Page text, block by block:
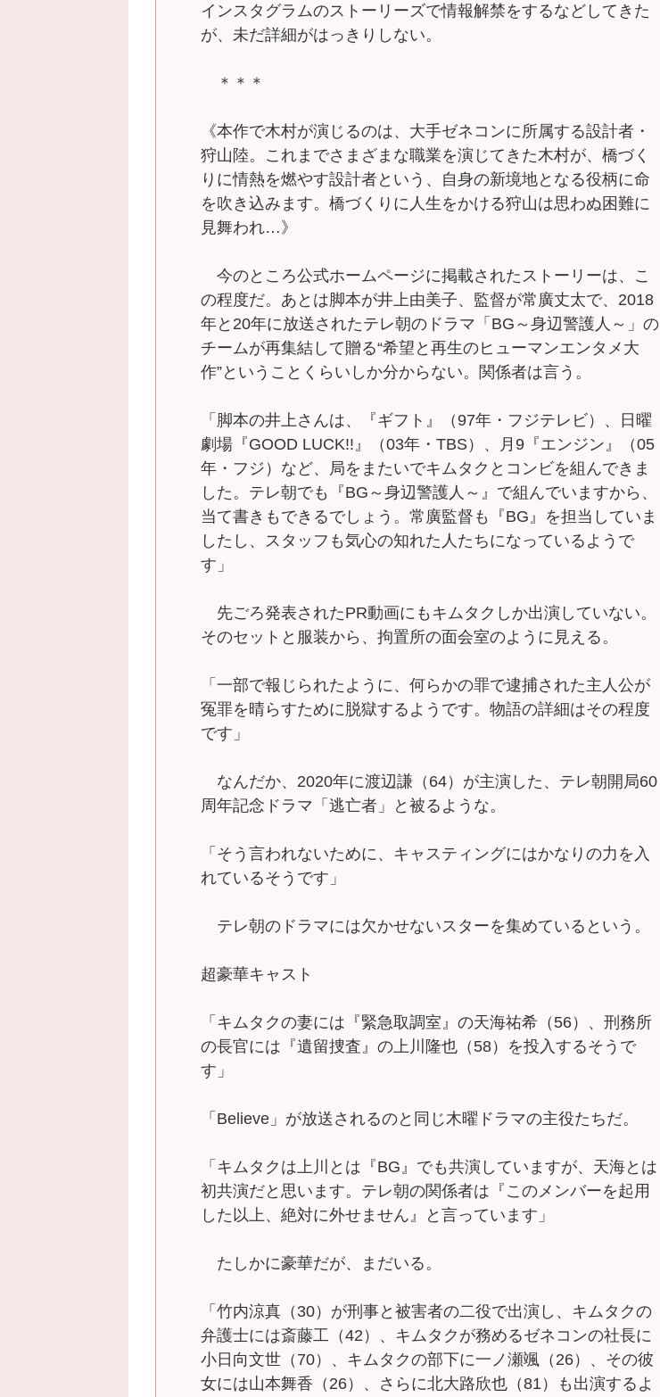
インスタグラムのストーリーズで情報解禁をするなどしてきた
が、未だ詳細がはっきりしない。
＊＊＊
《本作で木村が演じるのは、大手ゼネコンに所属する設計者・
狩山陸。これまでさまざまな職業を演じてきた木村が、橋づく
りに情熱を燃やす設計者という、自身の新境地となる役柄に命
を吹き込みます。橋づくりに人生をかける狩山は思わぬ困難に
見舞われ…》
今のところ公式ホームページに掲載されたストーリーは、こ
の程度だ。あとは脚本が井上由美子、監督が常廣丈太で、2018
年と20年に放送されたテレ朝のドラマ「BG～身辺警護人～」の
チームが再集結して贈る“希望と再生のヒューマンエンタメ大
作”ということくらいしか分からない。関係者は言う。
「脚本の井上さんは、『ギフト』（97年・フジテレビ）、日曜
劇場『GOOD LUCK!!』（03年・TBS）、月9『エンジン』（05
年・フジ）など、局をまたいでキムタクとコンビを組んできま
した。テレ朝でも『BG～身辺警護人～』で組んでいますから、
当て書きもできるでしょう。常廣監督も『BG』を担当していま
したし、スタッフも気心の知れた人たちになっているようで
す」
先ごろ発表されたPR動画にもキムタクしか出演していない。
そのセットと服装から、拘置所の面会室のように見える。
「一部で報じられたように、何らかの罪で逮捕された主人公が
冤罪を晴らすために脱獄するようです。物語の詳細はその程度
です」
なんだか、2020年に渡辺謙（64）が主演した、テレ朝開局60
周年記念ドラマ「逃亡者」と被るような。
「そう言われないために、キャスティングにはかなりの力を入
れているそうです」
テレ朝のドラマには欠かせないスターを集めているという。
超豪華キャスト
「キムタクの妻には『緊急取調室』の天海祐希（56）、刑務所
の長官には『遺留捜査』の上川隆也（58）を投入するそうで
す」
「Believe」が放送されるのと同じ木曜ドラマの主役たちだ。
「キムタクは上川とは『BG』でも共演していますが、天海とは
初共演だと思います。テレ朝の関係者は『このメンバーを起用
した以上、絶対に外せません』と言っています」
たしかに豪華だが、まだいる。
「竹内涼真（30）が刑事と被害者の二役で出演し、キムタクの
弁護士には斎藤工（42）、キムタクが務めるゼネコンの社長に
小日向文世（70）、キムタクの部下に一ノ瀬颯（26）、その彼
女には山本舞香（26）、さらに北大路欣也（81）も出演するよ